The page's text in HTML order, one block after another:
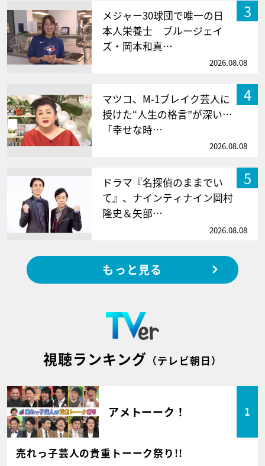
3
メジャー30球団で唯一の日
本人栄養士 ブルージェイ
ズ・岡本和真…
2026.08.08
4
マツコ、M-1ブレイク芸人に
授けた“人生の格言”が深い…
「幸せな時…
2026.08.08
5
ドラマ『名探偵のままでい
て』、ナインティナイン岡村
隆史＆矢部…
2026.08.08
もっと見る
視聴ランキング （テレビ朝日）
アメトーーク！ 1
売れっ子芸人の貴重トーーク祭り!!